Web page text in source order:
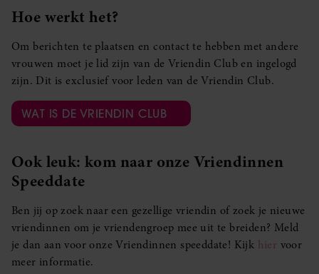
Hoe werkt het?
Om berichten te plaatsen en contact te hebben met andere
vrouwen moet je lid zijn van de Vriendin Club en ingelogd
zijn. Dit is exclusief voor leden van de Vriendin Club.
WAT IS DE VRIENDIN CLUB
Ook leuk: kom naar onze Vriendinnen
Speeddate
Ben jij op zoek naar een gezellige vriendin of zoek je nieuwe
vriendinnen om je vriendengroep mee uit te breiden? Meld
je dan aan voor onze Vriendinnen speeddate! Kijk hier voor
meer informatie.